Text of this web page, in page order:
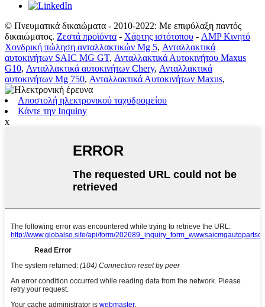
© Πνευματικά δικαιώματα - 2010-2022: Με επιφύλαξη παντός
δικαιώματος. Ζεστά προϊόντα - Χάρτης ιστότοπου - AMP Κινητό
Χονδρική πώληση ανταλλακτικών Mg 5, Ανταλλακτικά
αυτοκινήτων SAIC MG GT, Ανταλλακτικά Αυτοκινήτου Maxus
G10, Ανταλλακτικά αυτοκινήτων Chery, Ανταλλακτικά
αυτοκινήτων Mg 750, Ανταλλακτικά Αυτοκινήτων Maxus,
Αποστολή ηλεκτρονικού ταχυδρομείου
Κάντε την Inquiny
x